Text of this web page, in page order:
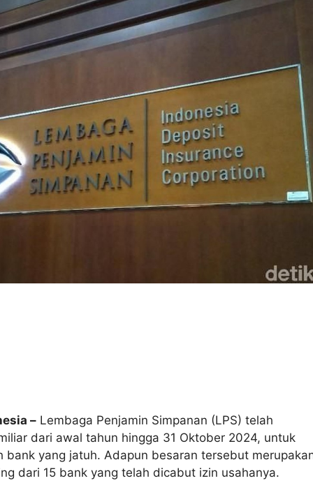
– Lembaga Penjamin Simpanan (LPS) telah
dari awal tahun hingga 31 Oktober 2024, untuk
bank yang jatuh. Adapun besaran tersebut
dari 15 bank yang telah dicabut izin usahanya.